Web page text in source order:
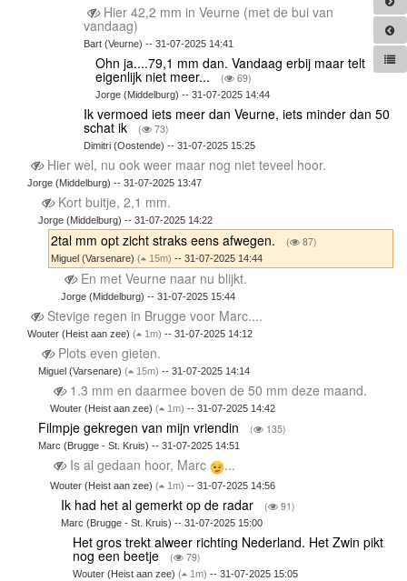
Hier 42,2 mm in Veurne (met de bui van
vandaag)
Bart (Veurne) -- 31-07-2025 14:41
Ohn ja....79,1 mm dan. Vandaag erbij maar telt
eigenlijk niet meer... ( 69)
Jorge (Middelburg) -- 31-07-2025 14:44
Ik vermoed iets meer dan Veurne, iets minder dan 50
schat ik ( 73)
Dimitri (Oostende) -- 31-07-2025 15:25
Hier wel, nu ook weer maar nog niet teveel hoor.
Jorge (Middelburg) -- 31-07-2025 13:47
Kort buitje, 2,1 mm.
Jorge (Middelburg) -- 31-07-2025 14:22
2tal mm opt zicht straks eens afwegen. ( 87)
Miguel (Varsenare) ( 15m) -- 31-07-2025 14:44
En met Veurne naar nu blijkt.
Jorge (Middelburg) -- 31-07-2025 15:44
Stevige regen in Brugge voor Marc....
Wouter (Heist aan zee) ( 1m) -- 31-07-2025 14:12
Plots even gieten.
Miguel (Varsenare)( 15m) -- 31-07-2025 14:14
1.3 mm en daarmee boven de 50 mm deze maand.
Wouter (Heist aan zee) ( 1m) -- 31-07-2025 14:42
Filmpje gekregen van mijn vriendin ( 135)
Marc (Brugge - St. Kruis) -- 31-07-2025 14:51
Is al gedaan hoor, Marc ...
Wouter (Heist aan zee) ( 1m) -- 31-07-2025 14:56
Ik had het al gemerkt op de radar ( 91)
Marc (Brugge - St. Kruis) -- 31-07-2025 15:00
Het gros trekt alweer richting Nederland. Het Zwin pikt
nog een beetje ( 79)
Wouter (Heist aan zee) ( 1m) -- 31-07-2025 15:05